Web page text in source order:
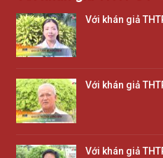
Với khán giả
Với khán giả
Với khán giả